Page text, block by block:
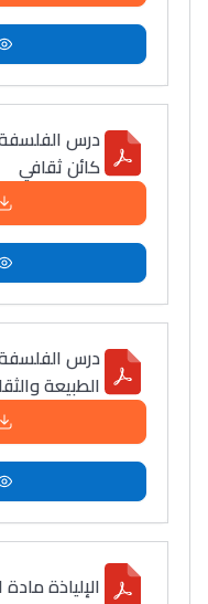
درس
كائن ثقافي
درس
الطبيعة
الإلياذة